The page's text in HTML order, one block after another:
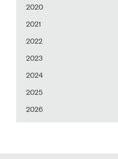
2020
2021
2022
2023
2024
2025
2026